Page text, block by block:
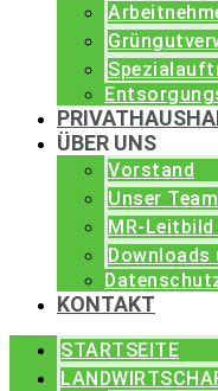
ÜBER UNS
Vorstand
Unser
MR-
Downloads
KONTAKT
STARTSEITE